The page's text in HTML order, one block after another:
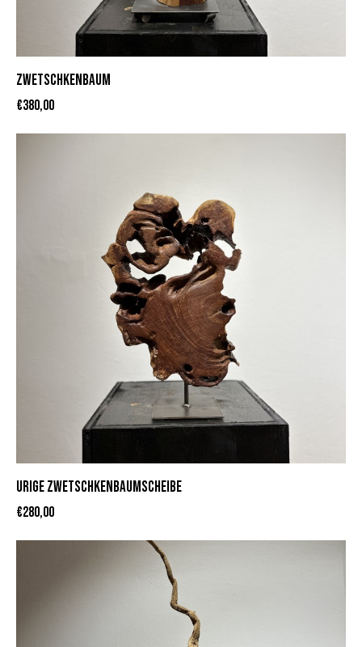
ZWETSCHKENBAUM
€380,00
URIGE ZWETSCHKENBAUMSCHEIBE
€280,00